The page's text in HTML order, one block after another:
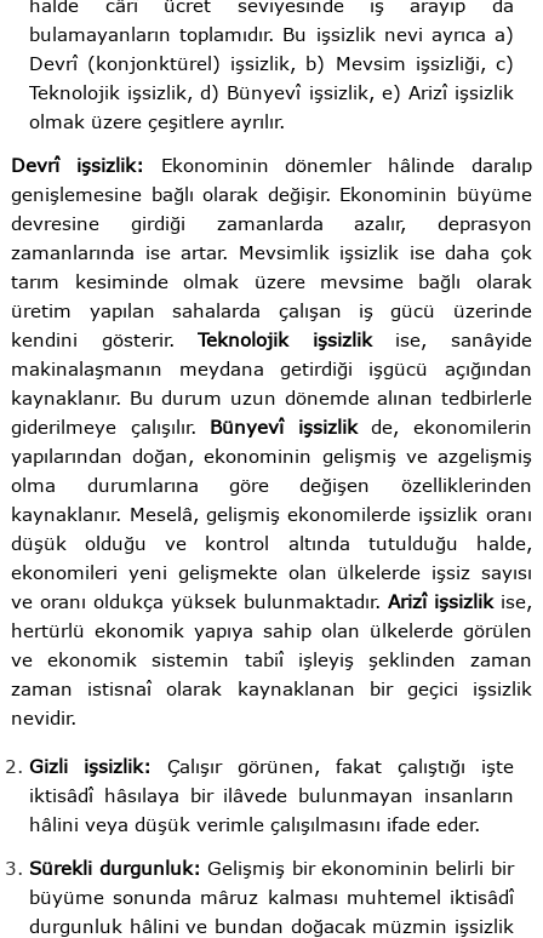
halde cârî ücret seviyesinde iş arayıp da
bulamayanların toplamıdır. Bu işsizlik nevi ayrıca a)
Devrî (konjonktürel) işsizlik, b) Mevsim işsizliği, c)
Teknolojik işsizlik, d) Bünyevî işsizlik, e) Arizî işsizlik
olmak üzere çeşitlere ayrılır.
Devrî işsizlik:
Ekonominin dönemler hâlinde daralıp
genişlemesine bağlı olarak değişir. Ekonominin büyüme
devresine girdiği zamanlarda azalır, deprasyon
zamanlarında ise artar. Mevsimlik işsizlik ise daha çok
tarım kesiminde olmak üzere mevsime bağlı olarak
üretim yapılan sahalarda çalışan iş gücü üzerinde
kendini gösterir.Teknolojik işsizlikise, sanâyide
makinalaşmanın meydana getirdiği işgücü açığından
kaynaklanır. Bu durum uzun dönemde alınan tedbirlerle
giderilmeye çalışılır. Bünyevî işsizlikde, ekonomilerin
yapılarından doğan, ekonominin gelişmiş ve azgelişmiş
olma durumlarına göre değişen özelliklerinden
kaynaklanır. Meselâ, gelişmiş ekonomilerde işsizlik oranı
düşük olduğu ve kontrol altında tutulduğu halde,
ekonomileri yeni gelişmekte olan ülkelerde işsiz sayısı
ve oranı oldukça yüksek bulunmaktadır. Arizî işsizlikise,
hertürlü ekonomik yapıya sahip olan ülkelerde görülen
ve ekonomik sistemin tabiî işleyiş şeklinden zaman
zaman istisnaî olarak kaynaklanan bir geçici işsizlik
nevidir.
Gizli işsizlik:
Çalışır görünen, fakat çalıştığı işte
iktisâdî hâsılaya bir ilâvede bulunmayan insanların
hâlini veya düşük verimle çalışılmasını ifade eder.
Sürekli durgunluk: Gelişmiş bir ekonominin belirli bir
büyüme sonunda mâruz kalması muhtemel iktisâdî
durgunluk hâlini ve bundan doğacak müzmin işsizlik